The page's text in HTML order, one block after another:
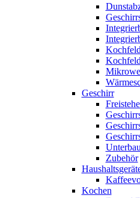
Kochfeld
Geschirr
Zubehör
Kochen